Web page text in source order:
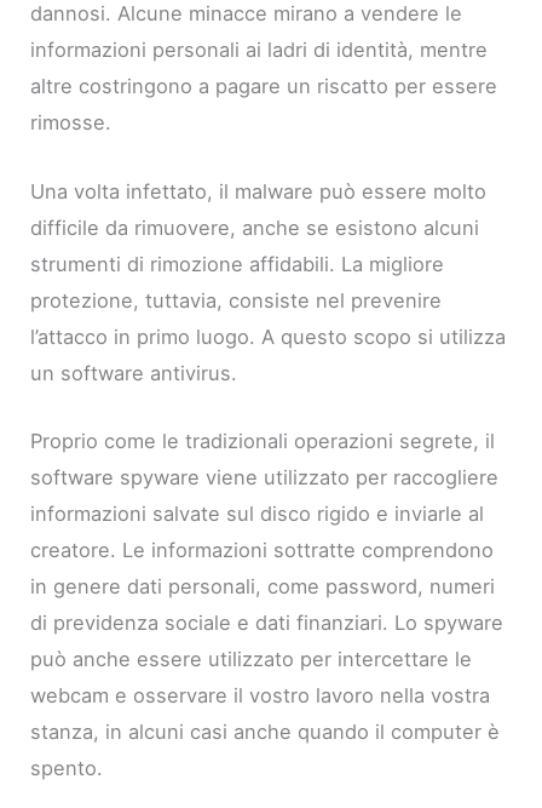
dannosi. Alcune minacce mirano a vendere le
informazioni personali ai ladri di identità, mentre
altre costringono a pagare un riscatto per essere
rimosse.
Una volta infettato, il malware può essere molto
difficile da rimuovere, anche se esistono alcuni
strumenti di rimozione affidabili. La migliore
protezione, tuttavia, consiste nel prevenire
l’attacco in primo luogo. A questo scopo si utilizza
un software antivirus.
Proprio come le tradizionali operazioni segrete, il
software spyware viene utilizzato per raccogliere
informazioni salvate sul disco rigido e inviarle al
creatore. Le informazioni sottratte comprendono
in genere dati personali, come password, numeri
di previdenza sociale e dati finanziari. Lo spyware
può anche essere utilizzato per intercettare le
webcam e osservare il vostro lavoro nella vostra
stanza, in alcuni casi anche quando il computer è
spento.